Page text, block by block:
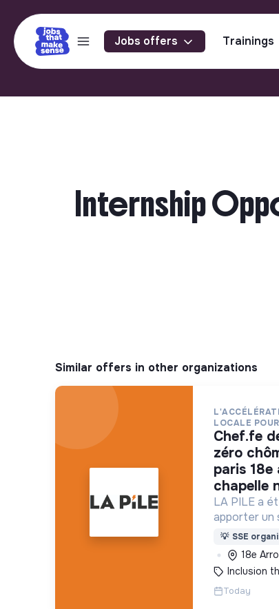
Jobs offers Trainings
Internship
Similar offers in other organizations
LOCALE
chef.fe de projet « territoires
zéro
paris 18e
chapelle
LA PILE a
apporter un
"Territoires
Durée" à
💡 SSE
18e
Inclusion
Today